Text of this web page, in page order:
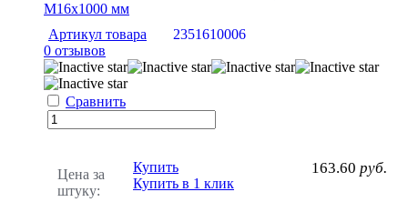
М16х1000 мм
Артикул товара
2351610006
0 отзывов
Сравнить
Цена за
штуку:
163.60 руб.
Купить
Купить в 1 клик